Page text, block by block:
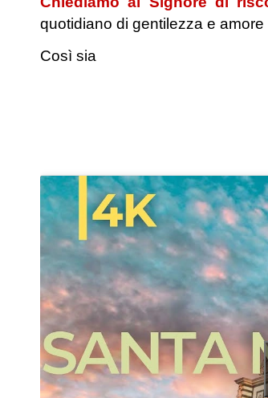
quotidiano di gentilezza e
Così sia